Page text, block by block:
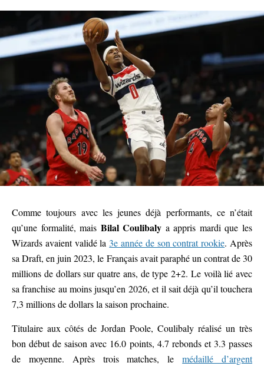
Comme toujours avec les jeunes déjà performants, ce n’était
qu’une formalité, mais Bilal Coulibaly a appris mardi que les
Wizards avaient validé la 3e année de son contrat rookie. Après
sa Draft, en juin 2023, le Français avait paraphé un contrat de 30
millions de dollars sur quatre ans, de type 2+2. Le voilà lié avec
sa franchise au moins jusqu’en 2026, et il sait déjà qu’il touchera
7,3 millions de dollars la saison prochaine.
Titulaire aux côtés de Jordan Poole, Coulibaly réalisé un très
bon début de saison avec 16.0 points, 4.7 rebonds et 3.3 passes
de moyenne. Après trois matches, lemédaillé d’argent